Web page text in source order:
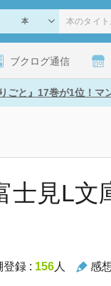
ブクログ通信
ごと』17巻が1位！マ
士見L文
登録 : 156人 感